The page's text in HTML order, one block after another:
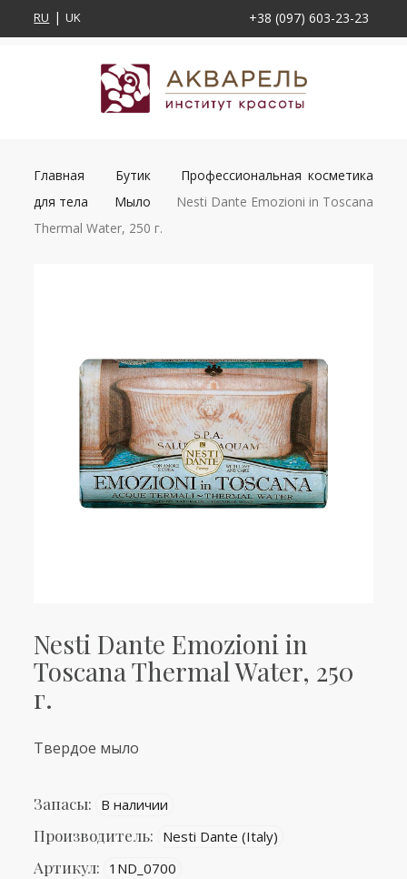
RU UK +38 (097) 603-23-23
Главная Бутик
Профессиональная косметика
для тела
Мыло
Nesti Dante Emozioni in Toscana
Thermal Water, 250 г.
Nesti Dante Emozioni in
Toscana Thermal Water, 250
г.
Твердое мыло
Запасы: В наличии
Производитель: Nesti Dante (Italy)
Артикул: 1ND_0700